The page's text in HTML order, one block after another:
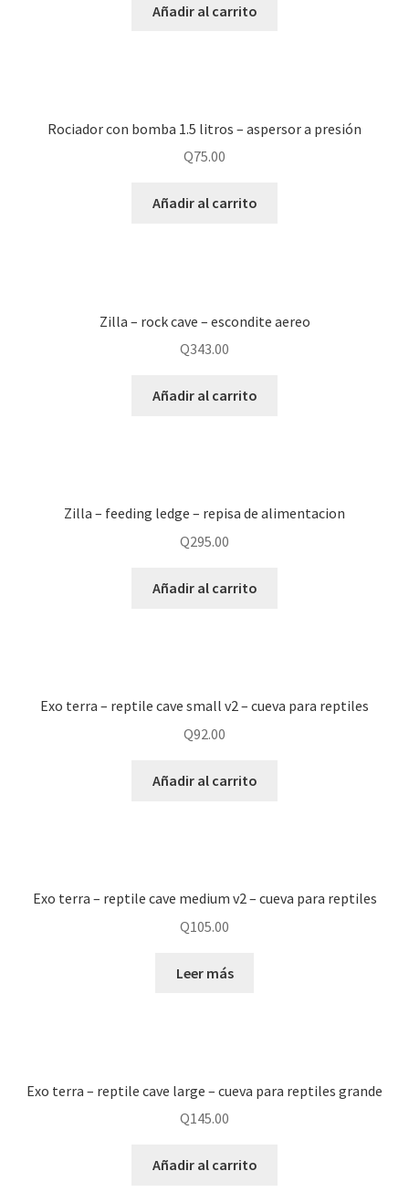
Añadir al carrito
Rociador con bomba 1.5 litros – aspersor a presión
Q75.00
Añadir al carrito
Zilla – rock cave – escondite aereo
Q343.00
Añadir al carrito
Zilla – feeding ledge – repisa de alimentacion
Q295.00
Añadir al carrito
Exo terra – reptile cave small v2 – cueva para reptiles
Q92.00
Añadir al carrito
Exo terra – reptile cave medium v2 – cueva para reptiles
Q105.00
Leer más
Exo terra – reptile cave large – cueva para reptiles grande
Q145.00
Añadir al carrito